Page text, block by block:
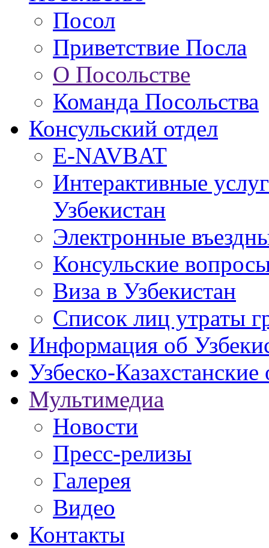
Посол
Приветствие Посла
О Посольстве
Команда Посольства
Консульский отдел
E-NAVBAT
Интерактивные
Узбекистан
Электронные
Консульские
Виза в Узбекистан
Список лиц утраты
Информация об
Узбеско-
Мультимедиа
Новости
Пресс-релизы
Галерея
Видео
Контакты